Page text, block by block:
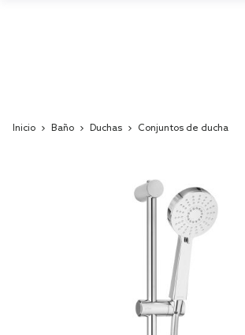
Inicio Baño Duchas Conjuntos de ducha